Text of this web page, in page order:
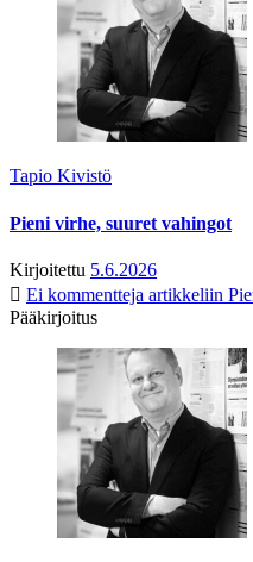
Tapio Kivistö
Pieni virhe, suuret vahingot
Kirjoitettu 5.6.2026
Ei kommentteja artikkeliin
Pääkirjoitus